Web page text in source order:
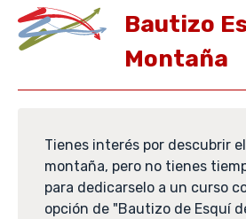
Bautizo
Montaña
Tienes interés por descubrir
montaña, pero no tienes
para dedicarselo a un curso
opción de "Bautizo de Esquí